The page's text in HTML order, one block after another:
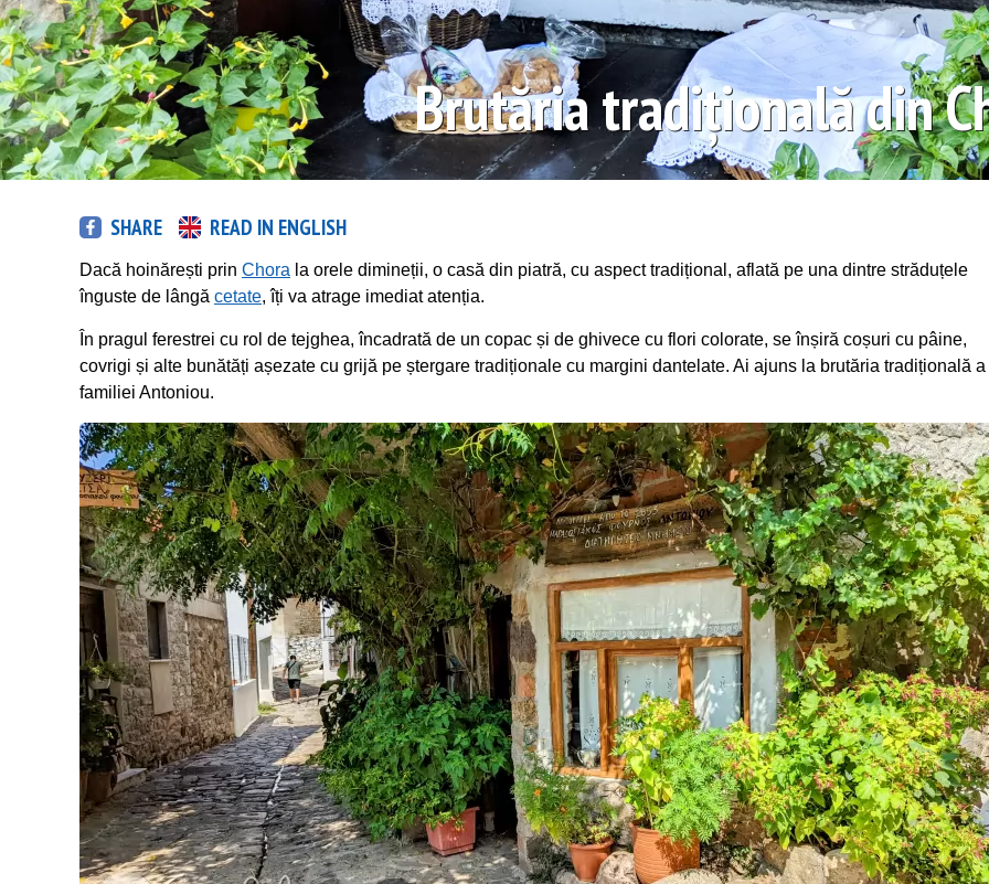
Brutăria tradițională din
SHARE READ IN ENGLISH
Dacă hoinărești prin Chora la orele dimineții, o casă din piatră, cu aspect tradițional, aflată pe una dintre străduțele
înguste de lângă cetate, îți va atrage imediat atenția.
În pragul ferestrei cu rol de tejghea, încadrată de un copac și de ghivece cu flori colorate, se înșiră coșuri cu pâine,
covrigi și alte bunătăți așezate cu grijă pe ștergare tradiționale cu margini dantelate. Ai ajuns la brutăria tradițională a
familiei Antoniou.